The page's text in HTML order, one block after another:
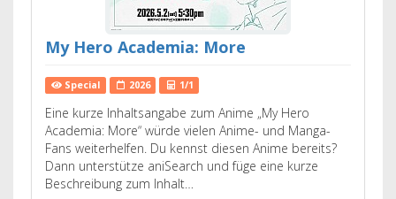
My Hero Academia: More
Special 2026 1/1
Eine kurze Inhaltsangabe zum Anime „My Hero
Academia: More“ würde vielen Anime- und Manga-
Fans weiterhelfen. Du kennst diesen Anime bereits?
Dann unterstütze aniSearch und füge eine kurze
Beschreibung zum Inhalt…